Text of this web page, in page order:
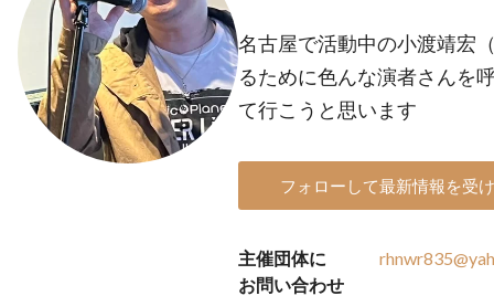
名古屋で活動中の小渡靖宏
るために色んな演者さんを
て行こうと思います
フォローして最新情報を受
主催団体に
お問い合わせ